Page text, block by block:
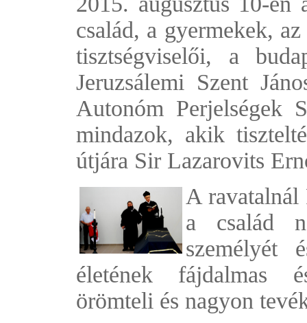
család, a gyermekek,
tisztségviselői, a
Jeruzsálemi Szent
Autonóm Perjelségek
mindazok, akik
útjára Sir Lazarovits
A
a család
személyét
életének fájdalmas
örömteli és nagyon